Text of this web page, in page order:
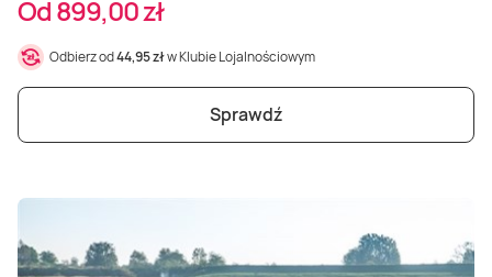
Od 899,00 zł
Odbierz od44,95 złw Klubie Lojalnościowym
Sprawdź